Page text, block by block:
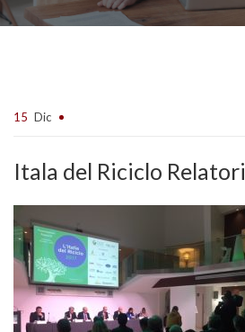
15 Dic
Itala del Riciclo Relatori